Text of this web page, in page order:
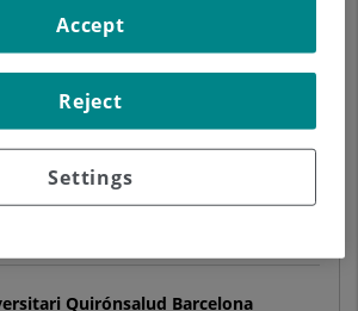
Pedir cita
Teknon
Quirónsalud Barcelona
Settings
Reject
Accept